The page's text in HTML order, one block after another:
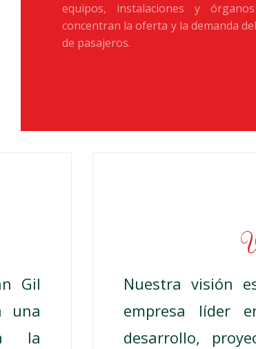
equipos, instalaciones y
concentran la oferta y la demanda
de pasajeros.
Gil
una
la
Nuestra visión
empresa líder
desarrollo,